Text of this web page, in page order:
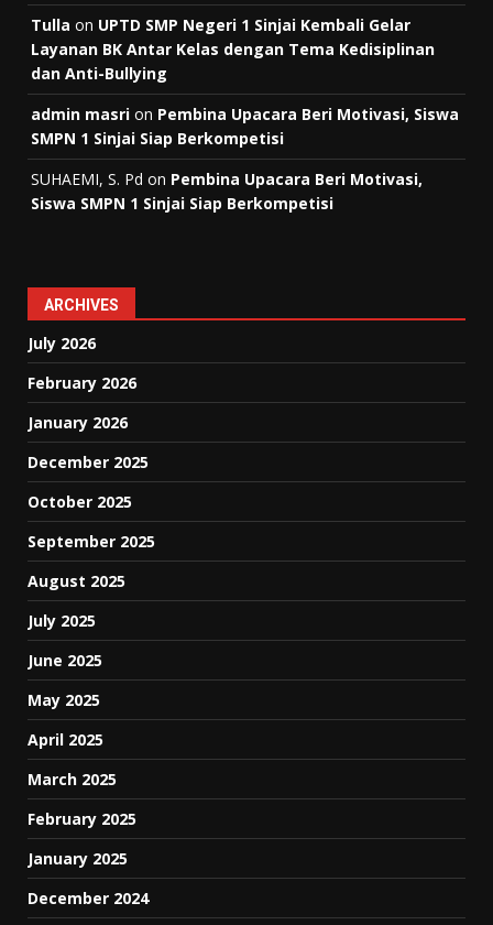
Tulla on UPTD SMP Negeri 1 Sinjai Kembali Gelar
Layanan BK Antar Kelas dengan Tema Kedisiplinan
dan Anti-Bullying
admin masri on Pembina Upacara Beri Motivasi, Siswa
SMPN 1 Sinjai Siap Berkompetisi
SUHAEMI, S. Pd on Pembina Upacara Beri Motivasi,
Siswa SMPN 1 Sinjai Siap Berkompetisi
ARCHIVES
July 2026
February 2026
January 2026
December 2025
October 2025
September 2025
August 2025
July 2025
June 2025
May 2025
April 2025
March 2025
February 2025
January 2025
December 2024